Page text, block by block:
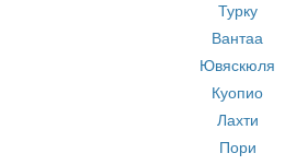
Турку
Вантаа
Ювяскюля
Куопио
Лахти
Пори